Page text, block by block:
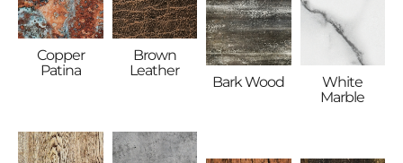
Copper
Patina
Brown
Leather
Bark Wood
White
Marble